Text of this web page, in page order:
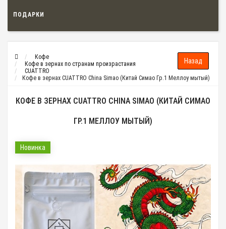
ПОДАРКИ
Кофе
Кофе в зернах по странам произрастания
CUATTRO
Кофе в зернах CUATTRO China Simao (Китай Симао Гр.1 Меллоу мытый)
КОФЕ В ЗЕРНАХ CUATTRO CHINA SIMAO (КИТАЙ СИМАО
ГР.1 МЕЛЛОУ МЫТЫЙ)
Новинка